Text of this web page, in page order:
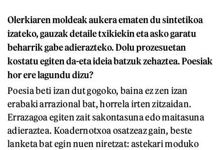
Olerkiaren moldeak aukera ematen du sintetikoa
izateko, gauzak detaile txikiekin eta asko garatu
beharrik gabe adierazteko. Dolu prozesuetan
kostatu egiten da-eta ideia batzuk zehaztea. Poesiak
hor ere lagundu dizu?
Poesia beti izan dut gogoko, baina ez zen izan
erabaki arrazional bat, horrela irten zitzaidan.
Errazagoa egiten zait sakontasuna edo maitasuna
adieraztea. Koadernotxoa osatzeaz gain, beste
lanketa bat egin nuen niretzat: astekari moduko